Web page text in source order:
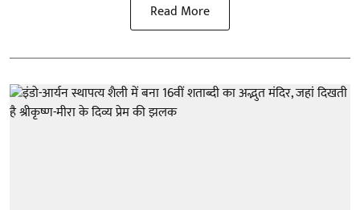
Read More